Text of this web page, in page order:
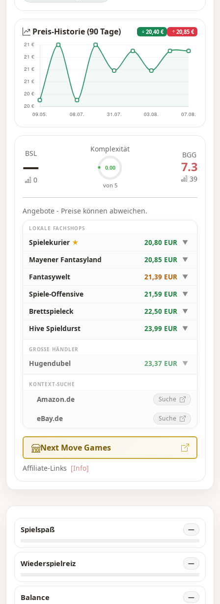
Preis-Historie (90 Tage) 20,40 € 20,85 €
BSL
—
0
Komplexität
0.00
von 5
BGG
7.3
39
Angebote - Preise können abweichen.
LOKALE FACHSHOPS
Spielekurier ★ 20,80 EUR ▼
Mayener Fantasyland 20,85 EUR ▼
Fantasywelt 21,39 EUR ▼
Spiele-Offensive 21,59 EUR ▼
Brettspieleck 22,50 EUR ▼
Hive Spieldurst 23,99 EUR ▼
GROSSE HÄNDLER
Hugendubel 23,37 EUR ▼
KONTEXT-SUCHE
Amazon.de Suche
eBay.de Suche
Next Move Games
Affiliate-Links [Info]
Spielspaß —
Wiederspielreiz —
Balance —